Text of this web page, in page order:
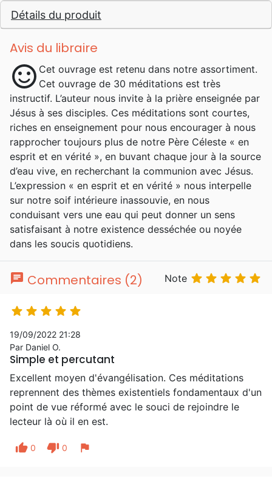
Détails du produit
Avis du libraire
sentiment_satisfied Cet ouvrage est retenu dans notre assortiment.
Cet ouvrage de 30 méditations est très
instructif. L’auteur nous invite à la prière enseignée par
Jésus à ses disciples. Ces méditations sont courtes,
riches en enseignement pour nous encourager à nous
rapprocher toujours plus de notre Père Céleste « en
esprit et en vérité », en buvant chaque jour à la source
d’eau vive, en recherchant la communion avec Jésus.
L’expression « en esprit et en vérité » nous interpelle
sur notre soif intérieure inassouvie, en nous
conduisant vers une eau qui peut donner un sens
satisfaisant à notre existence desséchée ou noyée
dans les soucis quotidiens.
chat Commentaires (2) Note     
    
19/09/2022 21:28
Par Daniel O.
Simple et percutant
Excellent moyen d'évangélisation. Ces méditations
reprennent des thèmes existentiels fondamentaux d'un
point de vue réformé avec le souci de rejoindre le
lecteur là où il en est.
thumb_up 0 thumb_down 0 flag